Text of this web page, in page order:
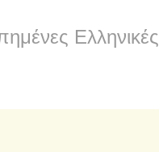
Ελληνικές